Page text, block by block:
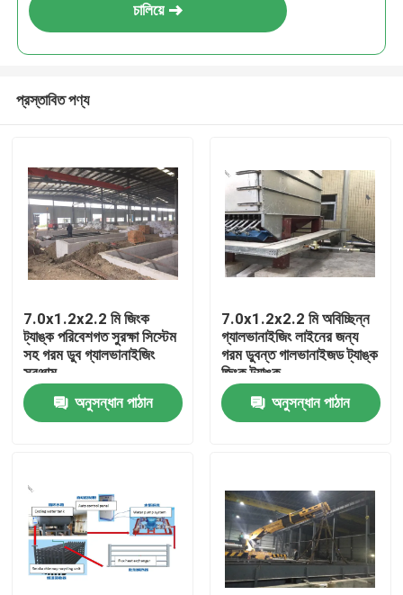
পণ্য
চালিয়ে
প্রস্তাবিত পণ্য
7.0x1.2x2.2 মি জিংক
ট্যাঙ্ক পরিবেশগত সুরক্ষা সিস্টেম
সহ গরম ডুব গ্যালভানাইজিং
সরঞ্জাম
অনুসন্ধান পাঠান
7.0x1.2x2.2 মি অবিচ্ছিন্ন
গ্যালভানাইজিং লাইনের জন্য
গরম ডুবন্ত গালভানাইজড ট্যাঙ্ক
জিংক ট্যাঙ্ক
অনুসন্ধান পাঠান